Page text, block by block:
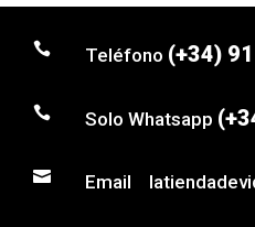
 Teléfono (+34)
 Solo Whatsapp
 Email